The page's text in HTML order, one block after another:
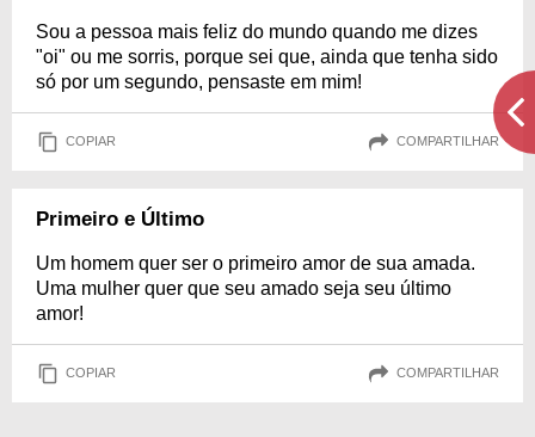
Sou a pessoa mais feliz do mundo quando me dizes
"oi" ou me sorris, porque sei que, ainda que tenha sido
só por um segundo, pensaste em mim!
COPIAR COMPARTILHAR
Primeiro e Último
Um homem quer ser o primeiro amor de sua amada.
Uma mulher quer que seu amado seja seu último
amor!
COPIAR COMPARTILHAR